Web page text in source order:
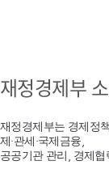
재정경제부
재정경제부는 경제정
제·관세·국제금융,
공공기관 관리, 경제